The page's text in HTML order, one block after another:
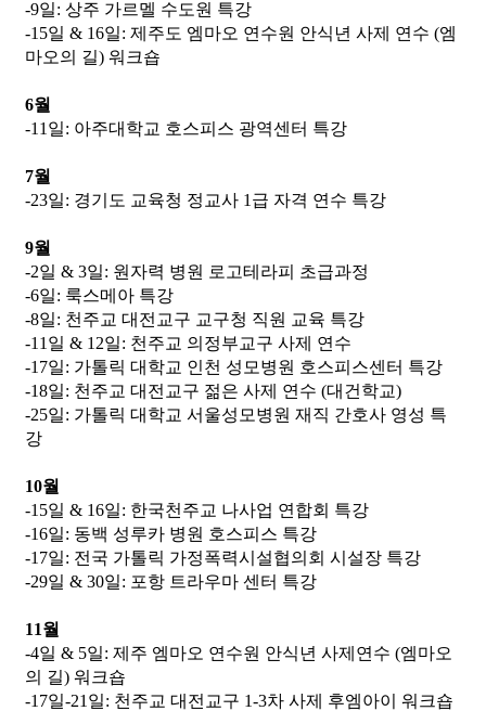
-9일: 상주 가르멜 수도원 특강
-15일 & 16일: 제주도 엠마오 연수원 안식년 사제 연수 (엠
마오의 길) 워크숍
6월
-11일: 아주대학교 호스피스 광역센터 특강
7월
-23일: 경기도 교육청 정교사 1급 자격 연수 특강
9월
-2일 & 3일: 원자력 병원 로고테라피 초급과정
-6일: 룩스메아 특강
-8일: 천주교 대전교구 교구청 직원 교육 특강
-11일 & 12일: 천주교 의정부교구 사제 연수
-17일: 가톨릭 대학교 인천 성모병원 호스피스센터 특강
-18일: 천주교 대전교구 젊은 사제 연수 (대건학교)
-25일: 가톨릭 대학교 서울성모병원 재직 간호사 영성 특
강
10월
-15일 & 16일: 한국천주교 나사업 연합회 특강
-16일: 동백 성루카 병원 호스피스 특강
-17일: 전국 가톨릭 가정폭력시설협의회 시설장 특강
-29일 & 30일: 포항 트라우마 센터 특강
11월
-4일 & 5일: 제주 엠마오 연수원 안식년 사제연수 (엠마오
의 길) 워크숍
-17일-21일: 천주교 대전교구 1-3차 사제 후엠아이 워크숍